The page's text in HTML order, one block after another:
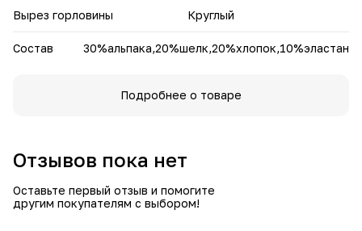
Вырез горловины Круглый
Состав 30%альпака,20%шелк,20%хлопок,10%эластан
Подробнее о товаре
Отзывов пока нет
Оставьте первый отзыв и помогите
другим покупателям с выбором!